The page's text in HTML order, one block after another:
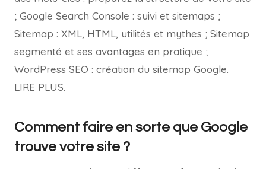
; Google Search Console : suivi et sitemaps ;
Sitemap : XML, HTML, utilités et mythes ; Sitemap
segmenté et ses avantages en pratique ;
WordPress SEO : création du sitemap Google.
LIRE PLUS.
Comment faire en sorte que Google
trouve votre site ?